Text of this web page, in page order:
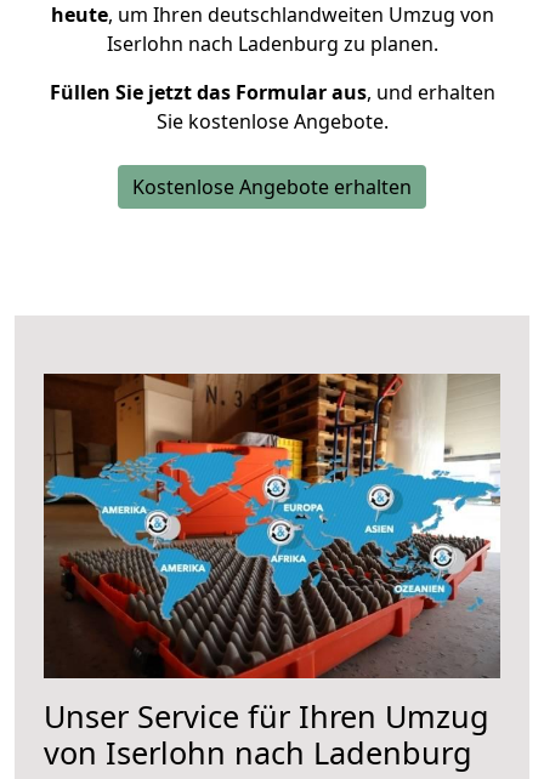
heute, um Ihren deutschlandweiten Umzug von
Iserlohn nach Ladenburg zu planen.
Füllen Sie jetzt das Formular aus, und erhalten
Sie kostenlose Angebote.
Kostenlose Angebote erhalten
Unser Service für Ihren Umzug
von Iserlohn nach Ladenburg